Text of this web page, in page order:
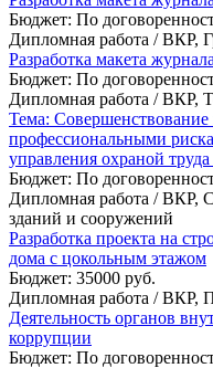
Бюджет: По
Дипломная работа / ВКР,
Разработка макета журнала
Бюджет: По
Дипломная работа / ВКР,
Тема: Совершенствование
профессиональными
управления охраной
Бюджет: По
Дипломная работа / ВКР,
зданий и сооружений
Разработка проекта на
дома с цокольным этажом
Бюджет: 35000 руб.
Дипломная работа / ВКР,
Деятельность органов
коррупции
Бюджет: По